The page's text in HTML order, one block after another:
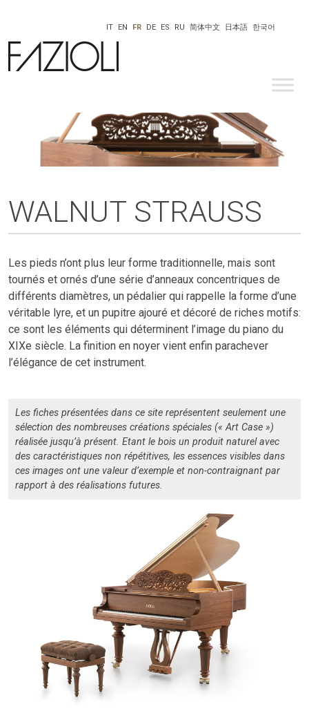
한국어
日本語
IT EN FR DE ES RU 简体中文
WALNUT STRAUSS
Les pieds n’ont plus leur forme traditionnelle, mais sont
tournés et ornés d’une série d’anneaux concentriques de
différents diamètres, un pédalier qui rappelle la forme d’une
véritable lyre, et un pupitre ajouré et décoré de riches motifs:
ce sont les éléments qui déterminent l’image du piano du
XIXe siècle. La finition en noyer vient enfin parachever
l’élégance de cet instrument.
Les fiches présentées dans ce site représentent seulement une
sélection des nombreuses créations spéciales (« Art Case »)
réalisée jusqu’à présent. Etant le bois un produit naturel avec
des caractéristiques non répétitives, les essences visibles dans
ces images ont une valeur d’exemple et non-contraignant par
rapport à des réalisations futures.